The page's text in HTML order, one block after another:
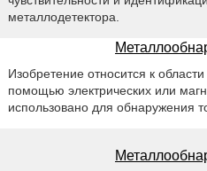
металлодетектора.
Изобретение относится к
помощью электрических или
использовано для обнаружения